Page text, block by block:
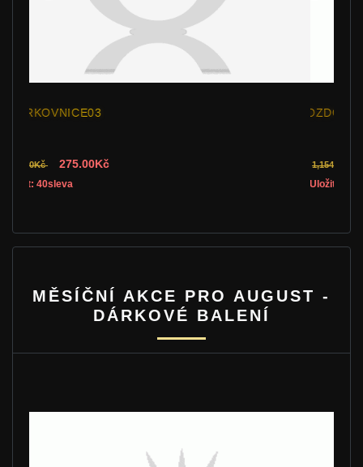
OZDOBA PANDORA - DÁREČEK 05
1,154.00Kč 750.10Kč
Uložit: 35sleva
MĚSÍČNÍ AKCE PRO AUGUST -
DÁRKOVÉ BALENÍ